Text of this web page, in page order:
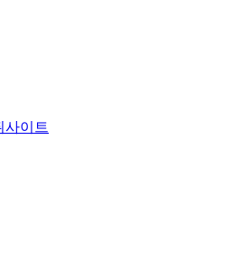
사이트